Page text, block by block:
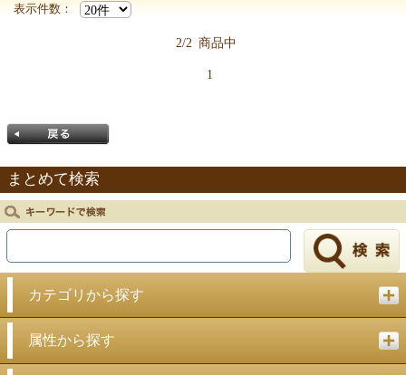
表示件数：
2/2 商品中
1
戻る
まとめて検索
カテゴリから探す
属性から探す